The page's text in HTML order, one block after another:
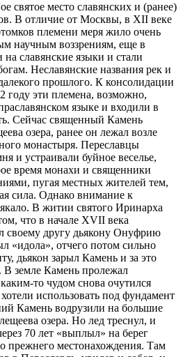
святое место славянских и (ранее)
В отличие от Москвы, в XII веке
племени меря жило очень
научным воззрениям, еще в
славянские языки и стали
Неславянские названия рек и
прошлого. К консолидации
году эти племена, возможно,
языке и входили в
Сейчас священный Камень
озера, ранее он лежал возле
монастыря. Переславцы
и устраивали буйное веселье,
время монахи и священники
пугая местных жителей тем,
сила. Однако внимание к
В житии святого Иринарха
что в начале XVII века
своему другу дьякону Онуфрию
«идола», отчего потом сильно
дьякон зарыл Камень и за это
В земле Камень пролежал
то чудом снова очутился
использовать под фундамент
Камень водрузили на большие
озера. Но лед треснул, и
70 лет «выплыл» на берег
прежнего местонахождения. Там